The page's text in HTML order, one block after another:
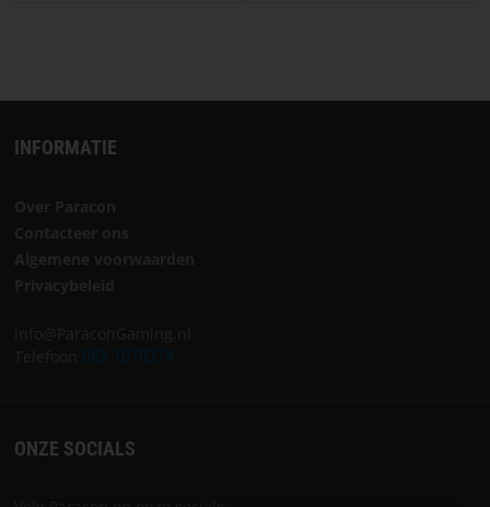
INFORMATIE
085 1070374
ONZE SOCIALS